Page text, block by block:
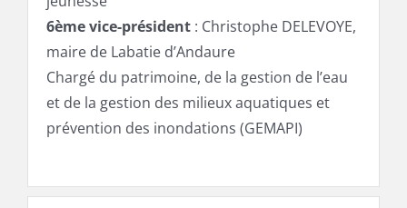
6ème vice-président : Christophe DELEVOYE,
maire de Labatie d’Andaure
Chargé du patrimoine, de la gestion de l’eau
et de la gestion des milieux aquatiques et
prévention des inondations (GEMAPI)